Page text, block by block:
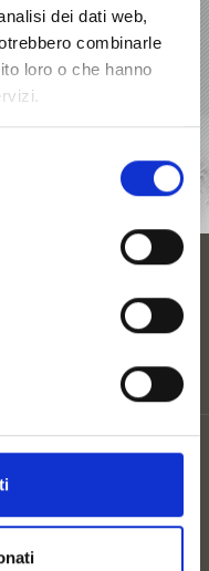
dei dati web,
combinarle
loro o che hanno
MARTELLO